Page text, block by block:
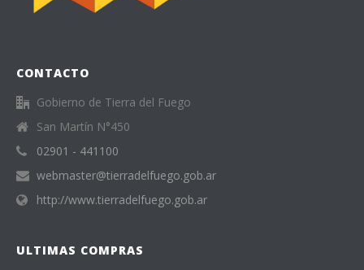
CONTACTO
Gobierno de Tierra del Fuego
San Martín N°450
02901 - 441100
webmaster@tierradelfuego.gob.ar
http://www.tierradelfuego.gob.ar
ULTIMAS COMPRAS